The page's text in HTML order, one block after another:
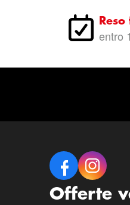
entro
Offerte